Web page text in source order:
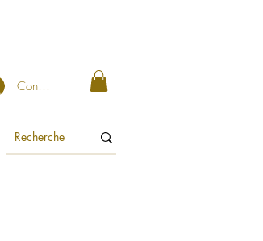
Connexion